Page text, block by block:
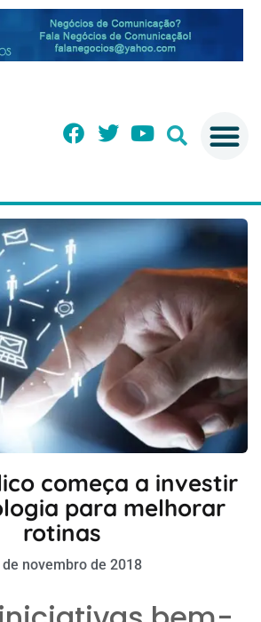
começa a investir
para melhorar
rotinas
novembro de 2018